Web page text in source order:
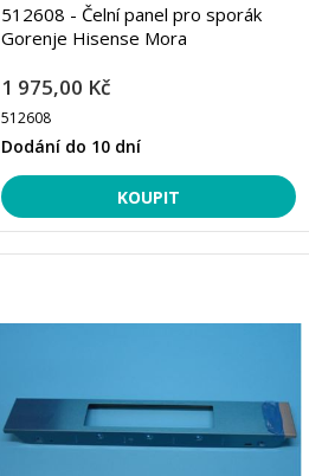
512608 - Čelní panel pro sporák
Gorenje Hisense Mora
1 975,00 Kč
512608
Dodání do 10 dní